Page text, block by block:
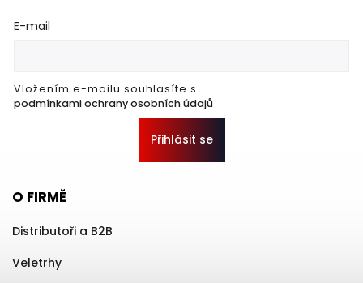
E-mail
Vložením e-mailu souhlasíte s
podmínkami ochrany osobních údajů
Přihlásit se
O FIRMĚ
Distributoři a B2B
Veletrhy